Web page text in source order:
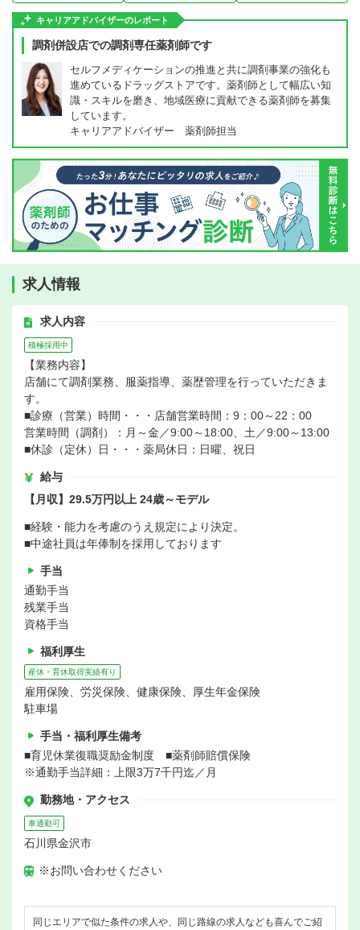
キャリアアドバイザーのレポート
調剤併設店での調剤専任薬剤師です
セルフメディケーションの推進と共に調剤事業の強化も
進めているドラッグストアです。薬剤師として幅広い知
識・スキルを磨き、地域医療に貢献できる薬剤師を募集
しています。
キャリアアドバイザー 薬剤師担当
求人情報
求人内容
積極採用中
【業務内容】
店舗にて調剤業務、服薬指導、薬歴管理を行っていただきま
す。
■診療（営業）時間・・・店舗営業時間：9：00～22：00
営業時間（調剤）：月～金／9:00～18:00、土／9:00～13:00
■休診（定休）日・・・薬局休日：日曜、祝日
給与
【月収】29.5万円以上 24歳～モデル
■経験・能力を考慮のうえ規定により決定。
■中途社員は年俸制を採用しております
手当
通勤手当
残業手当
資格手当
福利厚生
産休・育休取得実績有り
雇用保険、労災保険、健康保険、厚生年金保険
駐車場
手当・福利厚生備考
■育児休業復職奨励金制度 ■薬剤師賠償保険
※通勤手当詳細：上限3万7千円迄／月
勤務地・アクセス
車通勤可
石川県金沢市
※お問い合わせください
同じエリアで似た条件の求人や、同じ路線の求人なども喜んでご紹